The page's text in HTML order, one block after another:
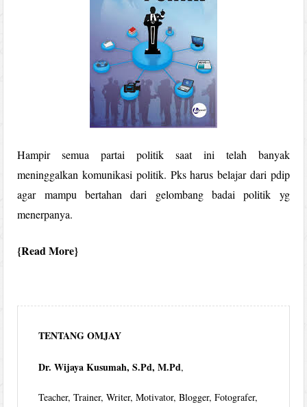
Hampir semua partai politik saat ini telah banyak
meninggalkan komunikasi politik. Pks harus belajar dari pdip
agar mampu bertahan dari gelombang badai politik yg
menerpanya.
Read More
TENTANG OMJAY
Dr. Wijaya Kusumah, S.Pd, M.Pd,
Teacher, Trainer, Writer, Motivator, Blogger, Fotografer,